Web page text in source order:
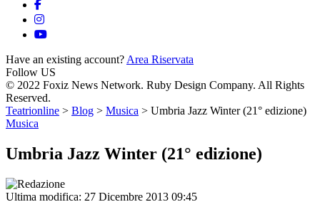
Have an existing account? Area Riservata
Follow US
© 2022 Foxiz News Network. Ruby Design Company. All Rights
Reserved.
Teatrionline > Blog > Musica > Umbria Jazz Winter (21° edizione)
Musica
Umbria Jazz Winter (21° edizione)
Ultima modifica: 27 Dicembre 2013 09:45